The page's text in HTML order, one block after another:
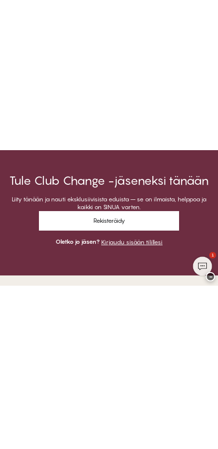
Tule Club Change -jäseneksi tänään
Liity tänään ja nauti eksklusiivisista eduista – se on ilmaista, helppoa ja
kaikki on SINUA varten.
Rekisteröidy
Oletko jo jäsen? Kirjaudu sisään tilillesi
1
−